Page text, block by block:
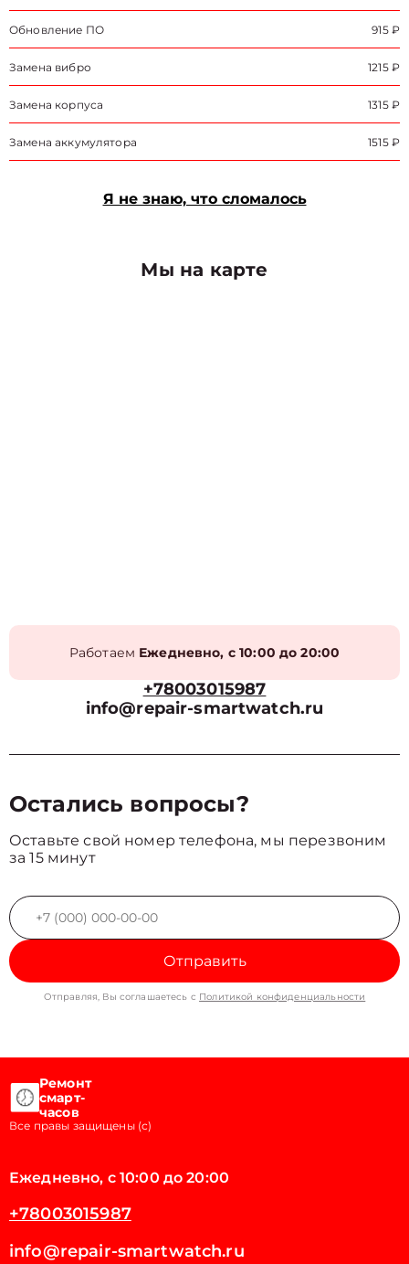
Обновление ПО 915 ₽
Замена вибро 1215 ₽
Замена корпуса 1315 ₽
Замена аккумулятора 1515 ₽
Я не знаю, что сломалось
Мы на карте
Работаем Ежедневно, с 10:00 до 20:00
+78003015987
info@repair-smartwatch.ru
Остались вопросы?
Оставьте свой номер телефона, мы перезвоним
за 15 минут
Отправить
Отправляя, Вы соглашаетесь с Политикой конфиденциальности
Ремонт
смарт-
часов
Все правы защищены (с)
Ежедневно, с 10:00 до 20:00
+78003015987
info@repair-smartwatch.ru